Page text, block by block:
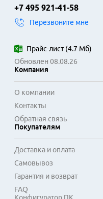
+7 495 921-41-58
Перезвоните мне
Прайс-лист(4.7 Мб)
Обновлен 08.08.26
Компания
О компании
Контакты
Обратная связь
Покупателям
Доставка и оплата
Самовывоз
Гарантия и возврат
FAQ